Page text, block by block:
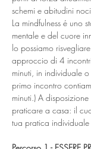
schemi e abitudini
La mindfulness é uno
mentale e del cuore
lo possiamo
approccio di 4
minuti, in individuale
primo incontro
minuti.) A
praticare a casa: il
tua pratica